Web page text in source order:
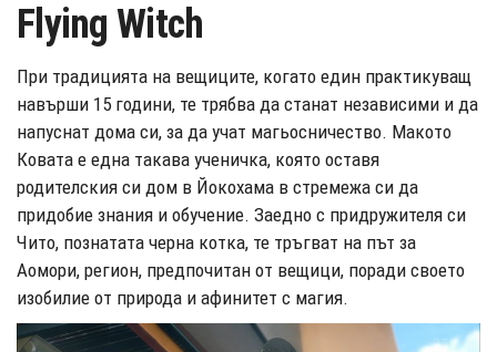
Flying Witch
При традицията на вещиците, когато един практикуващ
навърши 15 години, те трябва да станат независими и да
напуснат дома си, за да учат магьосничество. Макото
Ковата е една такава ученичка, която оставя
родителския си дом в Йокохама в стремежа си да
придобие знания и обучение. Заедно с придружителя си
Чито, познатата черна котка, те тръгват на път за
Аомори, регион, предпочитан от вещици, поради своето
изобилие от природа и афинитет с магия.